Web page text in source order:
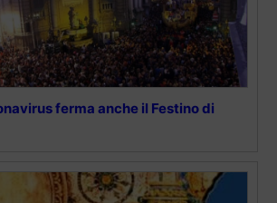
ferma anche il Festino di